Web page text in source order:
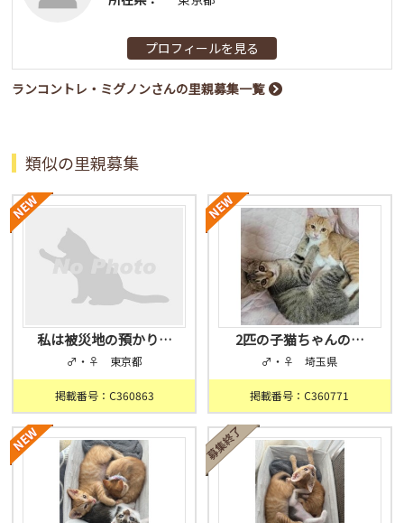
プロフィールを見る
ランコントレ・ミグノンさんの里親募集一覧
類似の里親募集
私は被災地の預かり…
♂・♀ 東京都
掲載番号：C360863
2匹の子猫ちゃんの…
♂・♀ 埼玉県
掲載番号：C360771